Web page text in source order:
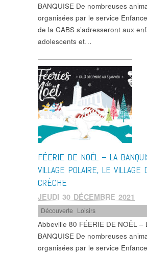
BANQUISE De nombreuses
organisées par le service
de la CABS s’adresseront aux
adolescents et…
FÉERIE DE NOËL – LA
VILLAGE POLAIRE, LE VILLAGE
CRÈCHE
JEUDI 30 DÉCEMBRE 2021
Découverte Loisirs
Abbeville 80 FÉERIE DE NOËL –
BANQUISE De nombreuses
organisées par le service